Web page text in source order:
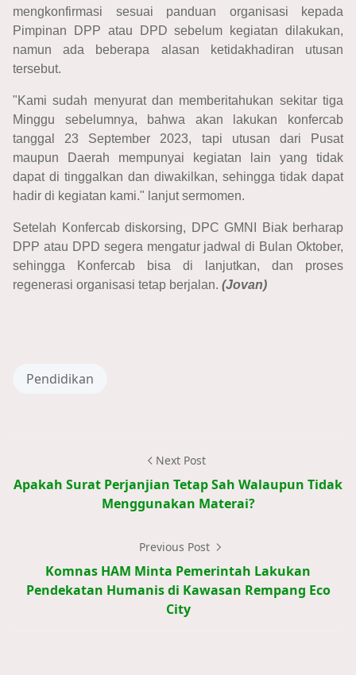
mengkonfirmasi sesuai panduan organisasi kepada
Pimpinan DPP atau DPD sebelum kegiatan dilakukan,
namun ada beberapa alasan ketidakhadiran utusan
tersebut.
"Kami sudah menyurat dan memberitahukan sekitar tiga
Minggu sebelumnya, bahwa akan lakukan konfercab
tanggal 23 September 2023, tapi utusan dari Pusat
maupun Daerah mempunyai kegiatan lain yang tidak
dapat di tinggalkan dan diwakilkan, sehingga tidak dapat
hadir di kegiatan kami." lanjut sermomen.
Setelah Konfercab diskorsing, DPC GMNI Biak berharap
DPP atau DPD segera mengatur jadwal di Bulan Oktober,
sehingga Konfercab bisa di lanjutkan, dan proses
regenerasi organisasi tetap berjalan. (Jovan)
Pendidikan
Next Post
Apakah Surat Perjanjian Tetap Sah Walaupun Tidak
Menggunakan Materai?
Previous Post
Komnas HAM Minta Pemerintah Lakukan
Pendekatan Humanis di Kawasan Rempang Eco
City